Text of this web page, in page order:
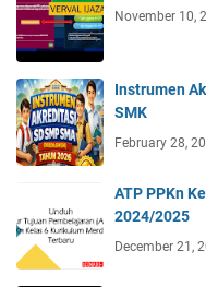
November 10,
Instrumen
SMK
February 28,
ATP PPKn
2024/2025
December 21,